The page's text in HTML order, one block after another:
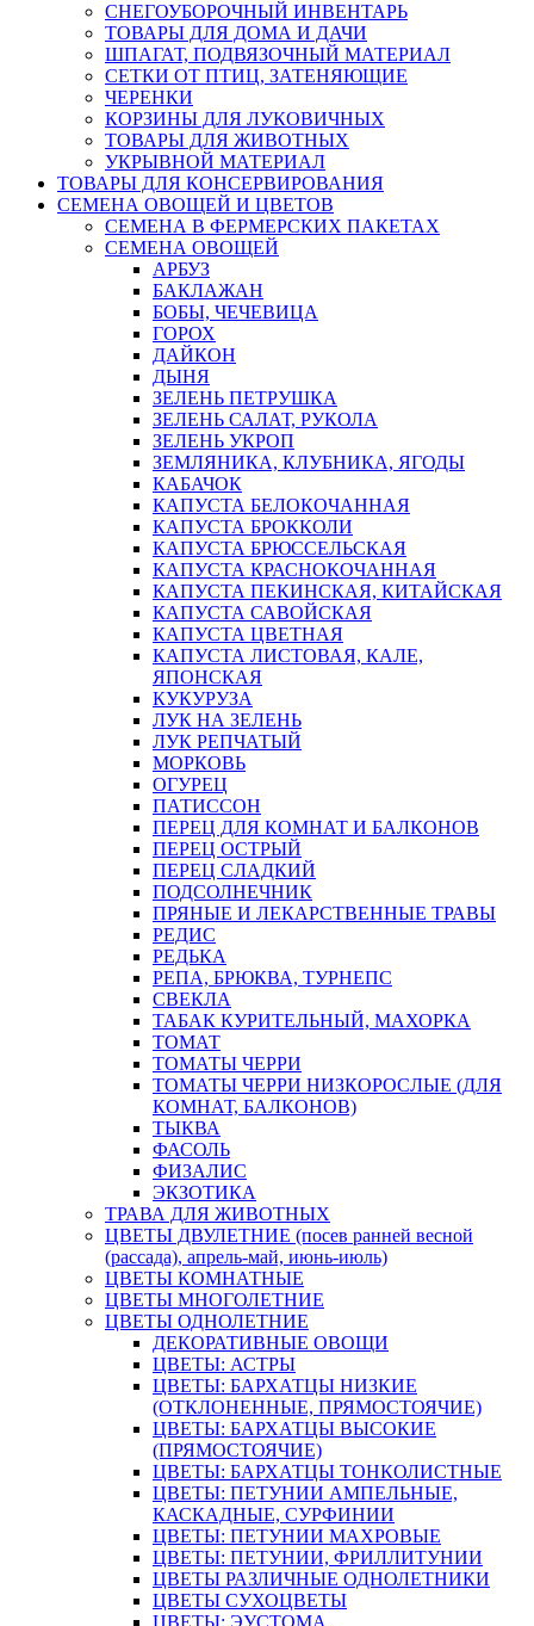
СНЕГОУБОРОЧНЫЙ ИНВЕНТАРЬ
ТОВАРЫ ДЛЯ ДОМА И ДАЧИ
ШПАГАТ, ПОДВЯЗОЧНЫЙ МАТЕРИАЛ
СЕТКИ ОТ ПТИЦ, ЗАТЕНЯЮЩИЕ
ЧЕРЕНКИ
КОРЗИНЫ ДЛЯ ЛУКОВИЧНЫХ
ТОВАРЫ ДЛЯ ЖИВОТНЫХ
УКРЫВНОЙ МАТЕРИАЛ
ТОВАРЫ ДЛЯ КОНСЕРВИРОВАНИЯ
СЕМЕНА ОВОЩЕЙ И ЦВЕТОВ
СЕМЕНА В ФЕРМЕРСКИХ ПАКЕТАХ
СЕМЕНА ОВОЩЕЙ
АРБУЗ
БАКЛАЖАН
БОБЫ, ЧЕЧЕВИЦА
ГОРОХ
ДАЙКОН
ДЫНЯ
ЗЕЛЕНЬ ПЕТРУШКА
ЗЕЛЕНЬ САЛАТ, РУКОЛА
ЗЕЛЕНЬ УКРОП
ЗЕМЛЯНИКА, КЛУБНИКА, ЯГОДЫ
КАБАЧОК
КАПУСТА БЕЛОКОЧАННАЯ
КАПУСТА БРОККОЛИ
КАПУСТА БРЮССЕЛЬСКАЯ
КАПУСТА КРАСНОКОЧАННАЯ
КАПУСТА ПЕКИНСКАЯ, КИТАЙСКАЯ
КАПУСТА САВОЙСКАЯ
КАПУСТА ЦВЕТНАЯ
КАПУСТА ЛИСТОВАЯ, КАЛЕ,
ЯПОНСКАЯ
КУКУРУЗА
ЛУК НА ЗЕЛЕНЬ
ЛУК РЕПЧАТЫЙ
МОРКОВЬ
ОГУРЕЦ
ПАТИССОН
ПЕРЕЦ ДЛЯ КОМНАТ И БАЛКОНОВ
ПЕРЕЦ ОСТРЫЙ
ПЕРЕЦ СЛАДКИЙ
ПОДСОЛНЕЧНИК
ПРЯНЫЕ И ЛЕКАРСТВЕННЫЕ ТРАВЫ
РЕДИС
РЕДЬКА
РЕПА, БРЮКВА, ТУРНЕПС
СВЕКЛА
ТАБАК КУРИТЕЛЬНЫЙ, МАХОРКА
ТОМАТ
ТОМАТЫ ЧЕРРИ
ТОМАТЫ ЧЕРРИ НИЗКОРОСЛЫЕ (ДЛЯ
КОМНАТ, БАЛКОНОВ)
ТЫКВА
ФАСОЛЬ
ФИЗАЛИС
ЭКЗОТИКА
ТРАВА ДЛЯ ЖИВОТНЫХ
ЦВЕТЫ ДВУЛЕТНИЕ (посев ранней весной
(рассада), апрель-май, июнь-июль)
ЦВЕТЫ КОМНАТНЫЕ
ЦВЕТЫ МНОГОЛЕТНИЕ
ЦВЕТЫ ОДНОЛЕТНИЕ
ДЕКОРАТИВНЫЕ ОВОЩИ
ЦВЕТЫ: АСТРЫ
ЦВЕТЫ: БАРХАТЦЫ НИЗКИЕ
(ОТКЛОНЕННЫЕ, ПРЯМОСТОЯЧИЕ)
ЦВЕТЫ: БАРХАТЦЫ ВЫСОКИЕ
(ПРЯМОСТОЯЧИЕ)
ЦВЕТЫ: БАРХАТЦЫ ТОНКОЛИСТНЫЕ
ЦВЕТЫ: ПЕТУНИИ АМПЕЛЬНЫЕ,
КАСКАДНЫЕ, СУРФИНИИ
ЦВЕТЫ: ПЕТУНИИ МАХРОВЫЕ
ЦВЕТЫ: ПЕТУНИИ, ФРИЛЛИТУНИИ
ЦВЕТЫ РАЗЛИЧНЫЕ ОДНОЛЕТНИКИ
ЦВЕТЫ СУХОЦВЕТЫ
ЦВЕТЫ: ЭУСТОМА